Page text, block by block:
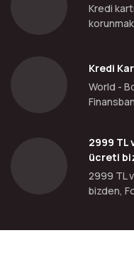
Kredi
Kredi
World -
2999 TL
ücreti
2999 TL
bizden,